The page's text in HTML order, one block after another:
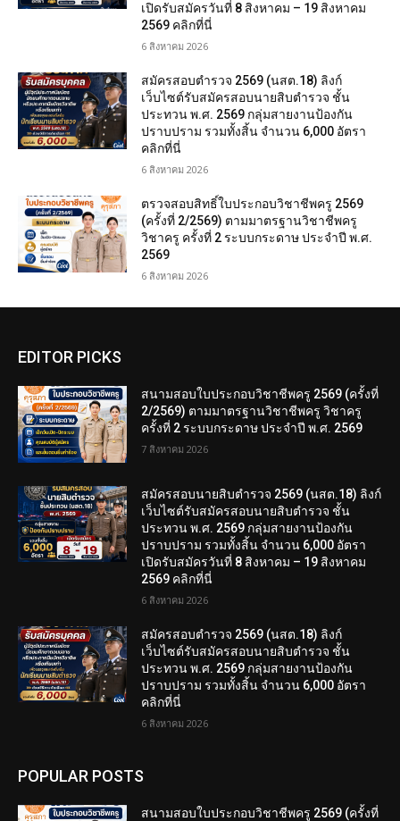
เปิดรับสมัครวันที่ 8 สิงหาคม – 19 สิงหาคม
2569 คลิกที่นี่
6 สิงหาคม 2026
สมัครสอบตํารวจ 2569 (นสต.18) ลิงก์
เว็บไซต์รับสมัครสอบนายสิบตำรวจ ชั้น
ประทวน พ.ศ. 2569 กลุ่มสายงานป้องกัน
ปราบปราม รวมทั้งสิ้น จำนวน 6,000 อัตรา
คลิกที่นี่
6 สิงหาคม 2026
ตรวจสอบสิทธิ์ใบประกอบวิชาชีพครู 2569
(ครั้งที่ 2/2569) ตามมาตรฐานวิชาชีพครู
วิชาครู ครั้งที่ 2 ระบบกระดาษ ประจำปี พ.ศ.
2569
6 สิงหาคม 2026
EDITOR PICKS
สนามสอบใบประกอบวิชาชีพครู 2569 (ครั้งที่
2/2569) ตามมาตรฐานวิชาชีพครู วิชาครู
ครั้งที่ 2 ระบบกระดาษ ประจำปี พ.ศ. 2569
7 สิงหาคม 2026
สมัครสอบนายสิบตำรวจ 2569 (นสต.18) ลิงก์
เว็บไซต์รับสมัครสอบนายสิบตำรวจ ชั้น
ประทวน พ.ศ. 2569 กลุ่มสายงานป้องกัน
ปราบปราม รวมทั้งสิ้น จำนวน 6,000 อัตรา
เปิดรับสมัครวันที่ 8 สิงหาคม – 19 สิงหาคม
2569 คลิกที่นี่
6 สิงหาคม 2026
สมัครสอบตํารวจ 2569 (นสต.18) ลิงก์
เว็บไซต์รับสมัครสอบนายสิบตำรวจ ชั้น
ประทวน พ.ศ. 2569 กลุ่มสายงานป้องกัน
ปราบปราม รวมทั้งสิ้น จำนวน 6,000 อัตรา
คลิกที่นี่
6 สิงหาคม 2026
POPULAR POSTS
สนามสอบใบประกอบวิชาชีพครู 2569 (ครั้งที่